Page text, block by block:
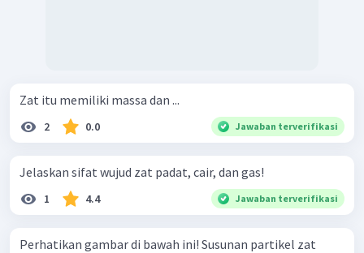
Zat itu memiliki massa dan ...
2 0.0 Jawaban terverifikasi
Jelaskan sifat wujud zat padat, cair, dan gas!
1 4.4 Jawaban terverifikasi
Perhatikan gambar di bawah ini! Susunan partikel zat